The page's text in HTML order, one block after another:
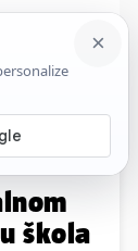
Komentari
škola